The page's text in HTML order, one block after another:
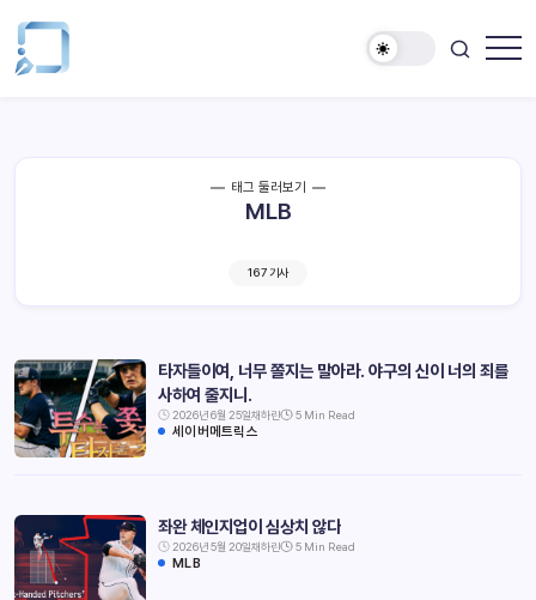
태그 둘러보기
MLB
167 기사
타자들이여, 너무 쫄지는 말아라. 야구의 신이 너의 죄를
사하여 줄지니.
2026년 6월 25일채하린 5 Min Read
세이버메트릭스
좌완 체인지업이 심상치 않다
2026년 5월 20일채하린 5 Min Read
MLB